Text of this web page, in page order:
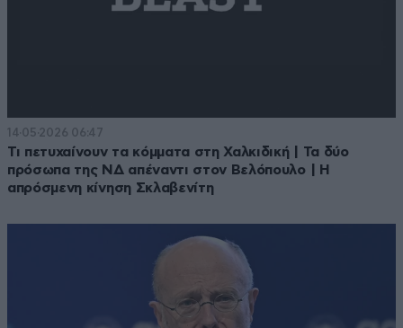
14·05·2026 06:47
Τι πετυχαίνουν τα κόμματα στη Χαλκιδική | Τα δύο
πρόσωπα της ΝΔ απέναντι στον Βελόπουλο | Η
απρόσμενη κίνηση Σκλαβενίτη